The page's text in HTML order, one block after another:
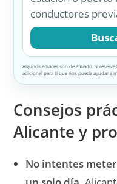
Empieza por el
rápido cómo se
Deja tiempo
Explanada y la
suma bastante a
Si haces
escapada por día
planes muy
Si te gusta viajar